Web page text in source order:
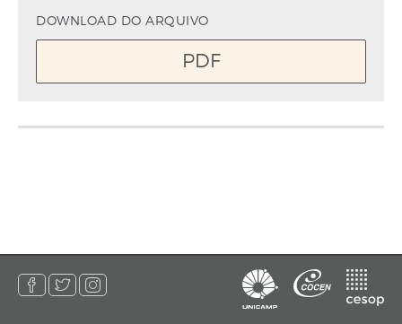
DOWNLOAD DO ARQUIVO
PDF